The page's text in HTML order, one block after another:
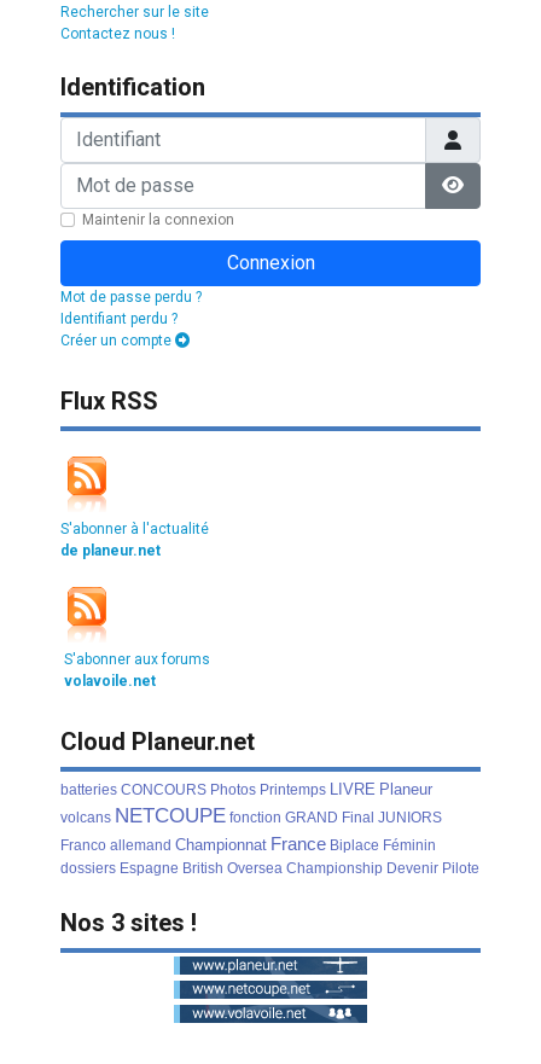
Rechercher sur le site
Contactez nous !
Identification
Afficher
Maintenir la connexion
Connexion
Mot de passe perdu ?
Identifiant perdu ?
Créer un compte
Flux RSS
S'abonner à l'actualité
de planeur.net
S'abonner aux forums
volavoile.net
Cloud Planeur.net
batteries CONCOURS Photos Printemps LIVRE Planeur
volcans NETCOUPE fonction GRAND Final JUNIORS
Franco allemand Championnat France Biplace Féminin
dossiers Espagne British Oversea Championship Devenir Pilote
Nos 3 sites !